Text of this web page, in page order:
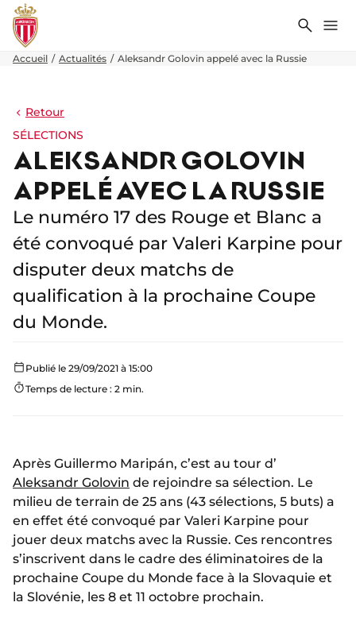
Accueil Actualités Aleksandr Golovin appelé avec la Russie
Retour
SÉLECTIONS
ALEKSANDR GOLOVIN
APPELÉ AVEC LA RUSSIE
Le numéro 17 des Rouge et Blanc a
été convoqué par Valeri Karpine pour
disputer deux matchs de
qualification à la prochaine Coupe
du Monde.
Publié le 29/09/2021 à 15:00
Temps de lecture : 2 min.
Après Guillermo Maripán, c’est au tour d’
Aleksandr Golovin de rejoindre sa sélection. Le
milieu de terrain de 25 ans (43 sélections, 5 buts) a
en effet été convoqué par Valeri Karpine pour
jouer deux matchs avec la Russie. Ces rencontres
s’inscrivent dans le cadre des éliminatoires de la
prochaine Coupe du Monde face à la Slovaquie et
la Slovénie, les 8 et 11 octobre prochain.